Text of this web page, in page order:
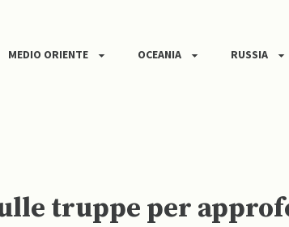
MEDIO ORIENTE OCEANIA RUSSIA
truppe per